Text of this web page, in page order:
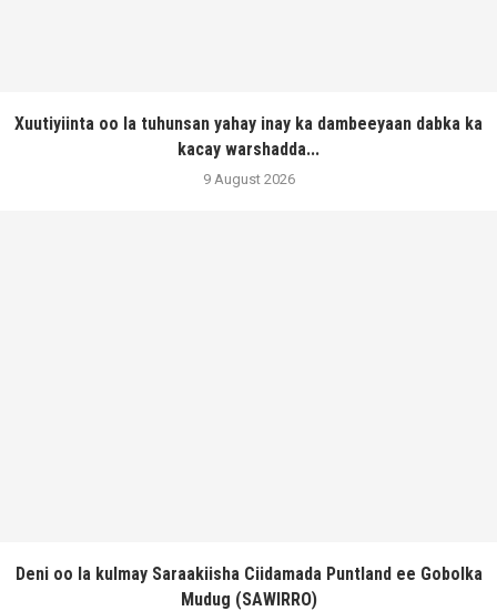
Xuutiyiinta oo la tuhunsan yahay inay ka dambeeyaan dabka ka
kacay warshadda...
9 August 2026
Deni oo la kulmay Saraakiisha Ciidamada Puntland ee Gobolka
Mudug (SAWIRRO)